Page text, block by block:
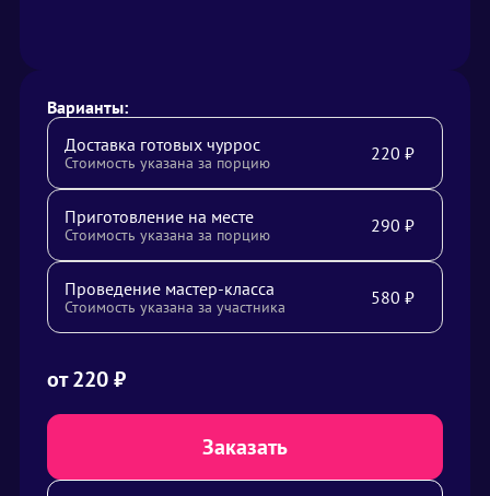
Варианты:
Доставка готовых чуррос
Стоимость указана за порцию 220 ₽
Приготовление на месте
Стоимость указана за порцию 290 ₽
Проведение мастер-класса
Стоимость указана за участника 580 ₽
от220₽
Заказать